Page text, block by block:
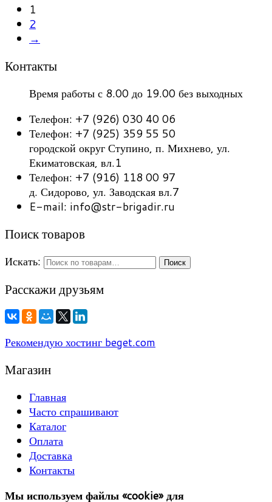
1
2
→
Контакты
Время работы с 8.00 до 19.00 без выходных
Телефон: +7 (926) 030 40 06
Телефон: +7 (925) 359 55 50
городской округ Ступино, п. Михнево, ул.
Екиматовская, вл.1
Телефон: +7 (916) 118 00 97
д. Сидорово, ул. Заводская вл.7
E-mail: info@str-brigadir.ru
Поиск товаров
Искать:
Поиск
Расскажи друзьям
Рекомендую хостинг beget.com
Магазин
Главная
Часто спрашивают
Каталог
Оплата
Доставка
Контакты
Мы используем файлы «cookie» для